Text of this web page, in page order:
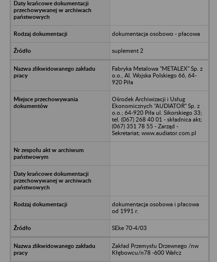
dokumentacja osobowo - płacowa
suplement 2
Fabryka Metalowa "METALEX" Sp. z
o.o., Al. Wojska Polskiego 66, 64-
920 Piła
Ośrodek Archiwizacji i Usług
Ekonomicznych "AUDIATOR" Sp. z
o.o.; 64-920 Piła ul. Sikorskiego 33;
tel. (067) 268 40 01 - składnica akt;
(067) 351 78 55 - Zarząd -
Sekretariat; www.audiator.com.pl
dokumentacja osobowa i płacowa
od 1991 r.
SEke 70-4/03
Zakład Przemysłu Drzewnego /nw
Kłębowcu/n78 -600 Wałcz